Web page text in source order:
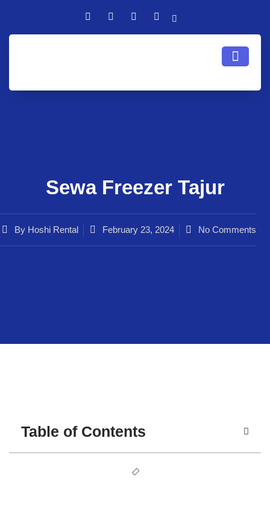
Sewa Freezer Tajur
By Hoshi Rental February 23, 2024 No Comments
Table of Contents